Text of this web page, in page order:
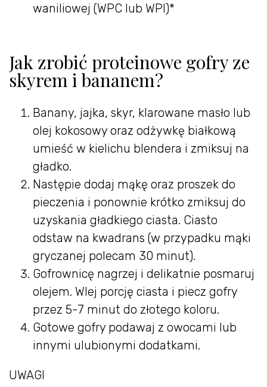
waniliowej (WPC lub WPI)*
Jak zrobić proteinowe gofry ze
skyrem i bananem?
Banany, jajka, skyr, klarowane masło lub
olej kokosowy oraz odżywkę białkową
umieść w kielichu blendera i zmiksuj na
gładko.
Następie dodaj mąkę oraz proszek do
pieczenia i ponownie krótko zmiksuj do
uzyskania gładkiego ciasta. Ciasto
odstaw na kwadrans (w przypadku mąki
gryczanej polecam 30 minut).
Gofrownicę nagrzej i delikatnie posmaruj
olejem. Wlej porcję ciasta i piecz gofry
przez 5-7 minut do złotego koloru.
Gotowe gofry podawaj z owocami lub
innymi ulubionymi dodatkami.
UWAGI